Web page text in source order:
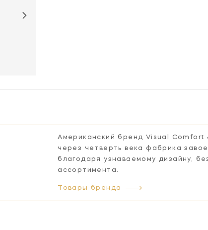
Американский бренд Visual Comfort
через четверть века фабрика
благодаря узнаваемому дизайну,
ассортимента.
Товары бренда